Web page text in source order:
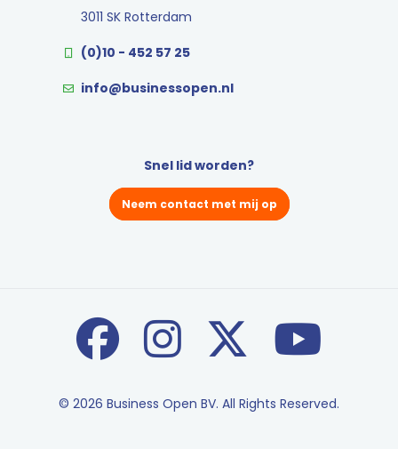
3011 SK Rotterdam
(0)10 - 452 57 25
info@businessopen.nl
Snel lid worden?
Neem contact met mij op
© 2026 Business Open BV. All Rights Reserved.